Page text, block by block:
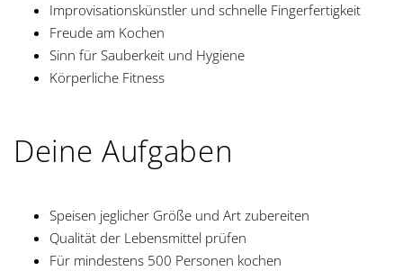
Improvisationskünstler und schnelle Fingerfertigkeit
Freude am Kochen
Sinn für Sauberkeit und Hygiene
Körperliche Fitness
Deine Aufgaben
Speisen jeglicher Größe und Art zubereiten
Qualität der Lebensmittel prüfen
Für mindestens 500 Personen kochen